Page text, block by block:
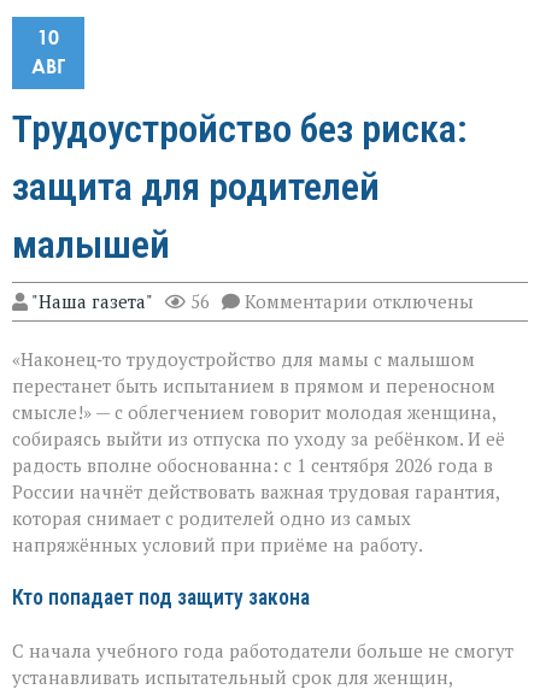
10
АВГ
Трудоустройство без риска:
защита для родителей
малышей
"Наша газета" 56 Комментарии к
записи
без
риска:
защита
для
родителей
малышей
отключены
«Наконец‑то трудоустройство для мамы с малышом
перестанет быть испытанием в прямом и переносном
смысле!» — с облегчением говорит молодая женщина,
собираясь выйти из отпуска по уходу за ребёнком. И её
радость вполне обоснованна: с 1 сентября 2026 года в
России начнёт действовать важная трудовая гарантия,
которая снимает с родителей одно из самых
напряжённых условий при приёме на работу.
Кто попадает под защиту закона
С начала учебного года работодатели больше не смогут
устанавливать испытательный срок для женщин,